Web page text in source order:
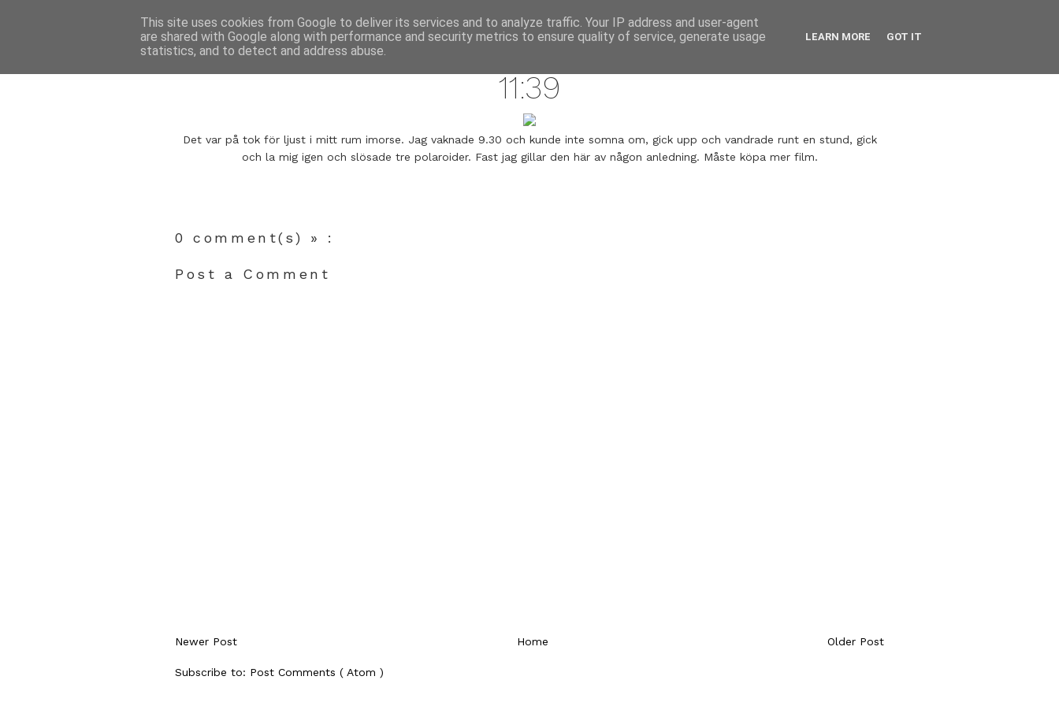
11:39
Det var på tok för ljust i mitt rum imorse. Jag vaknade 9.30 och kunde inte somna om, gick upp och vandrade runt en stund, gick
och la mig igen och slösade tre polaroider. Fast jag gillar den här av någon anledning. Måste köpa mer film.
0 comment(s) » :
Post a Comment
Newer Post Older Post
Home
Subscribe to: Post Comments ( Atom )
This site uses cookies from Google to deliver its services and to analyze traffic. Your IP address and user-agent
are shared with Google along with performance and security metrics to ensure quality of service, generate usage
statistics, and to detect and address abuse.
LEARN MORE GOT IT